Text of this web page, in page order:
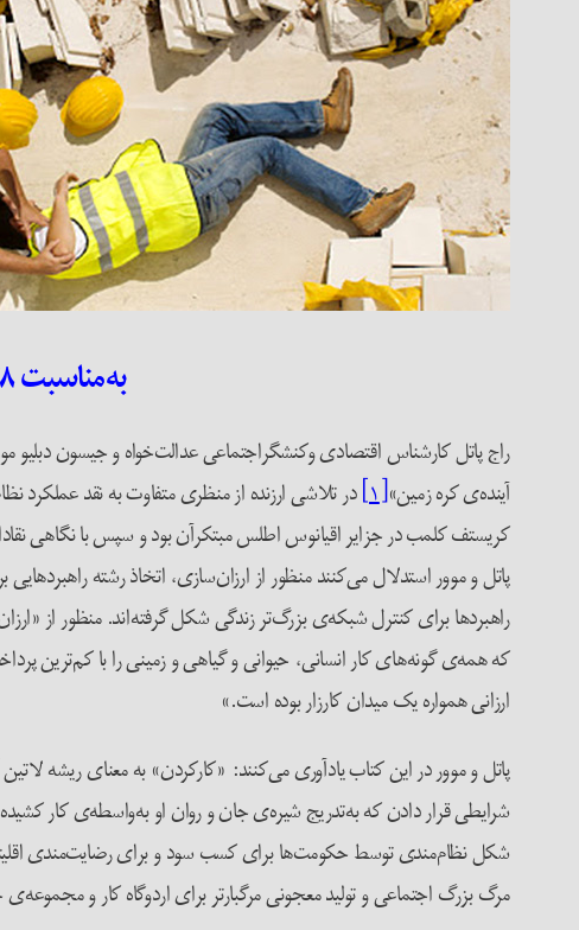
به‌مناسبت ۲۸ آوریل (۸ اردیبهشت) روز جهانی ایمنی و بهداشت کار
راج پاتل کارشناس اقتصادی وکنشگراجتماعی عدالت‌خواه و جیسون دبلیو
آینده‌ی کره زمین»[۱] در تلاشی ارزنده از منظری متفاوت به نقد عملکرد
کریستف کلمب در جزایر اقیانوس اطلس مبتکرآن بود و سپس با نگاهی
پاتل و موور استدلال می‌کنند منظور از ارزان‌سازی، اتخاذ رشته
راهبردها برای کنترل شبکه‌ی بزرگ‌تر زندگی شکل گرفته‌اند. منظور
که همه‌ی گونه‌های کار انسانی، حیوانی و گیاهی و زمینی را با کم‌ترین
ارزانی همواره‌ یک میدان کارزار بوده است.»
پاتل و موور در این کتاب یادآوری می‌کنند: «کارکردن» به معنای ریشه لاتین
شرایطی قرار دادن که به‌تدریج شیره‌ی جان و روان او به‌واسطه‌ی کار
شکل نظام‌مندی توسط حکومت‌ها برای کسب سود و برای رضایت‌مندی
مرگ بزرگ اجتماعی و تولید معجونی مرگبارتر برای اردوگاه کار و